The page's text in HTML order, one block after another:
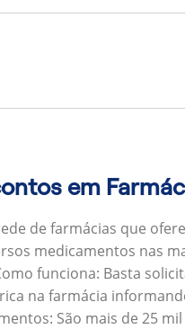
em
de farmácias que
medicamentos nas
funciona: Basta
na farmácia
São mais de 25